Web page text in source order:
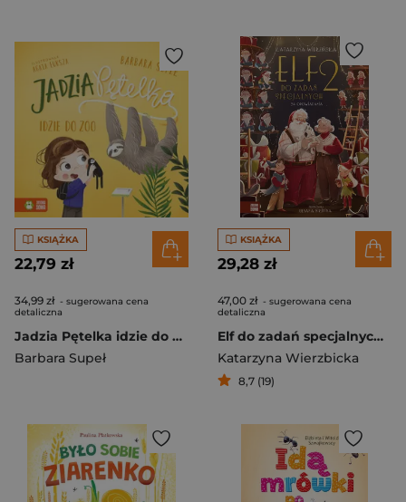
KSIĄŻKA
22,79 zł
34,99 zł - sugerowana cena
detaliczna
Jadzia Pętelka idzie do zoo. Jadzia Pętelka
Barbara Supeł
KSIĄŻKA
29,28 zł
47,00 zł - sugerowana cena
detaliczna
Elf do zadań specjalnych 2
Katarzyna Wierzbicka
8,7 (19)